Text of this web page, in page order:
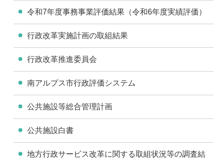
令和7年度事務事業評価結果（令和6年度実績評価）
行政改革実施計画の取組結果
行政改革推進委員会
南アルプス市行政評価システム
公共施設等総合管理計画
公共施設白書
地方行政サービス改革に関する取組状況等の調査結